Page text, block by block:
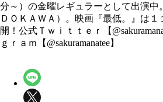
分～）の金曜レギュラーとして出演中
ＤＯＫＡＷＡ）。映画『最低。』は
開！公式Ｔｗｉｔｔｅｒ【
ｇｒａｍ【@sakuramanatee】